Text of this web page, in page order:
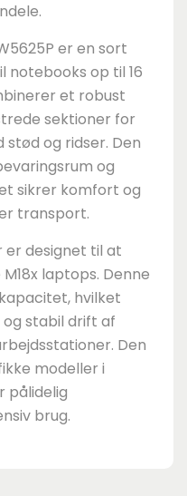
er en sort
op til 16
et robust
sektioner for
og ridser. Den
og
sikrer komfort og
transport.
designet til at
laptops. Denne
hvilket
stabil drift af
Den
modeller i
pålidelig
brug.